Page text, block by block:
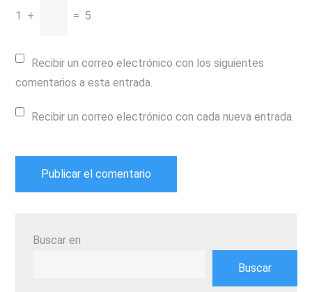
1 + = 5
Recibir un correo electrónico con los siguientes
comentarios a esta entrada.
Recibir un correo electrónico con cada nueva entrada.
Buscar en
Buscar